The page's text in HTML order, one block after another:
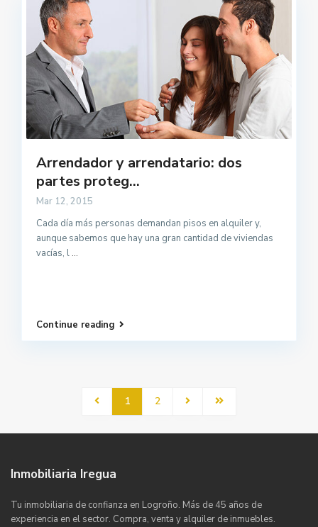
Arrendador y arrendatario: dos
partes proteg...
Mar 12, 2015
Cada día más personas demandan pisos en alquiler y,
aunque sabemos que hay una gran cantidad de viviendas
vacías, l...
Continue reading
1 2
Inmobiliaria Iregua
Tu inmobiliaria de confianza en Logroño. Más de 45 años de
experiencia en el sector. Compra, venta y alquiler de inmuebles.